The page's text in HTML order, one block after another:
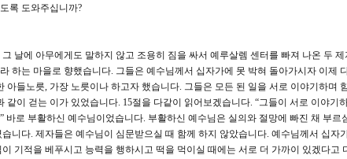
록 도와주십니까?
날에 아무에게도 말하지 않고 조용히 짐을 싸서 예루살렘 센터를 빠져 나온 두
하는 마을로 향했습니다. 그들은 예수님께서 십자가에 못 박혀 돌아가시자 이제
아들노릇, 가장 노릇이나 하고자 했습니다. 그들은 모든 된 일을 서로 이야기하며
같이 걷는 이가 있었습니다. 15절을 다같이 읽어보겠습니다. “그들이 서로 이야기
바로 부활하신 예수님이었습니다. 부활하신 예수님은 실의와 절망에 빠진 채 부르
니다. 제자들은 예수님이 심문받으실 때 함께 하지 않았습니다. 예수님께서 십자
기적을 베푸시고 능력을 행하시고 떡을 먹이실 때에는 서로 더 가까이 있겠다고